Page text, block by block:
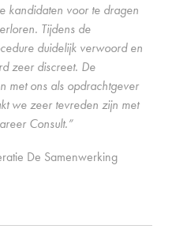
kandidaten voor te dragen
Tijdens de
duidelijk verwoord en
zeer discreet. De
met ons als opdrachtgever
we zeer tevreden zijn met
Consult.”
De Samenwerking